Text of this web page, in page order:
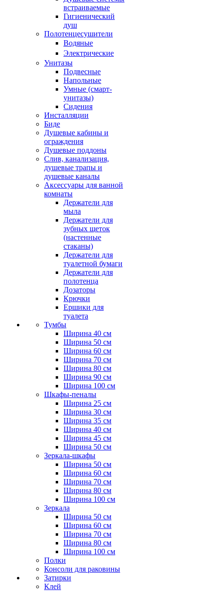
встраиваемые
Гигиенический
душ
Полотенцесушители
ㅤВодяные
ㅤЭлектрические
Унитазы
Подвесные
Напольные
Умные (смарт-
унитазы)
Сидения
Инсталляции
Биде
Душевые кабины и
ограждения
Душевые поддоны
Слив, канализация,
душевые трапы и
душевые каналы
Аксессуары для ванной
комнаты
Держатели для
мыла
Держатели для
зубных щеток
(настенные
стаканы)
Держатели для
туалетной бумаги
Держатели для
полотенца
Дозаторы
Крючки
Ершики для
туалета
Тумбы
Ширина 40 см
Ширина 50 см
Ширина 60 см
Ширина 70 см
Ширина 80 см
Ширина 90 см
Ширина 100 см
Шкафы-пеналы
Ширина 25 см
Ширина 30 см
Ширина 35 см
Ширина 40 см
Ширина 45 см
Ширина 50 см
Зеркала-шкафы
Ширина 50 см
Ширина 60 см
Ширина 70 см
Ширина 80 см
Ширина 100 см
Зеркала
Ширина 50 см
Ширина 60 см
Ширина 70 см
Ширина 80 см
Ширина 100 см
Полки
Консоли для раковины
Затирки
Клей